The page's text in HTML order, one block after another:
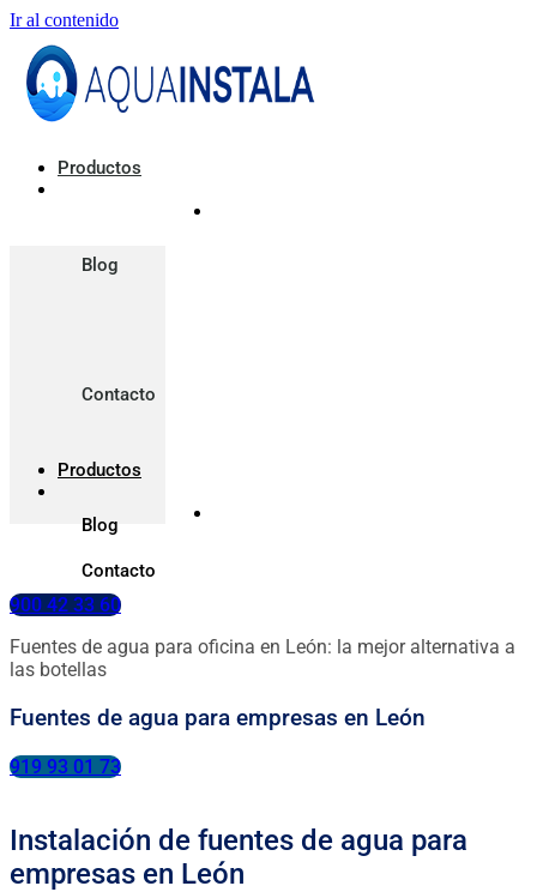
Ir al contenido
Productos
Blog
Contacto
Productos
Blog
Contacto
900 42 33 60
Fuentes de agua para oficina en León: la mejor alternativa a
las botellas
Fuentes de agua para empresas en León
919 93 01 73
Instalación de fuentes de agua para
empresas en León